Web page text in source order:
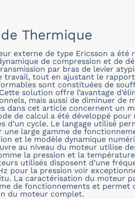
Thermique
externe de type Ericsson a
de compression et de
par bras de levier
travail, tout en ajustant le
sont constituées de
solution offre l’avantage
mais aussi de diminuer de
dans cet article concernent un
de calcul a été développé
d’un cycle. Le langage utilisé
large gamme de
et le modèle dynamique
au niveau du moteur utilise
la pression et la
utilisés disposent d’une
pour la pression voir
La caractérisation du moteur
de fonctionnements et permet
du moteur complet.